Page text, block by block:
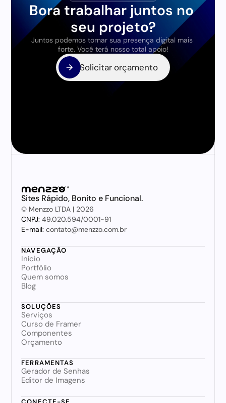
Bora trabalhar juntos no
seu projeto?
Juntos podemos tornar sua presença digital mais
forte. Você terá nosso total apoio!
Solicitar orçamento
Sites Rápido, Bonito e Funcional.
© Menzzo LTDA | 2026
CNPJ: 49.020.594/0001-91
E-mail: contato@menzzo.com.br
NAVEGAÇÃO
Início
Portfólio
Quem somos
Blog
SOLUÇÕES
Serviços
Curso de Framer
Componentes
Orçamento
FERRAMENTAS
Gerador de Senhas
Editor de Imagens